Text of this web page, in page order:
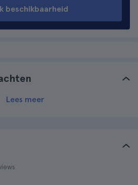
beschikbaarheid
Lees meer